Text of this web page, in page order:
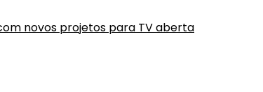
novos projetos para TV aberta